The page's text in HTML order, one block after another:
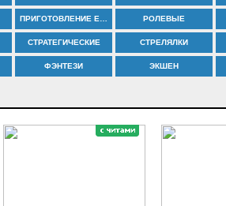
РОЛЕВЫЕ
СТРАТЕГИЧЕСКИЕ СТРЕЛЯЛКИ
ФЭНТЕЗИ ЭКШЕН